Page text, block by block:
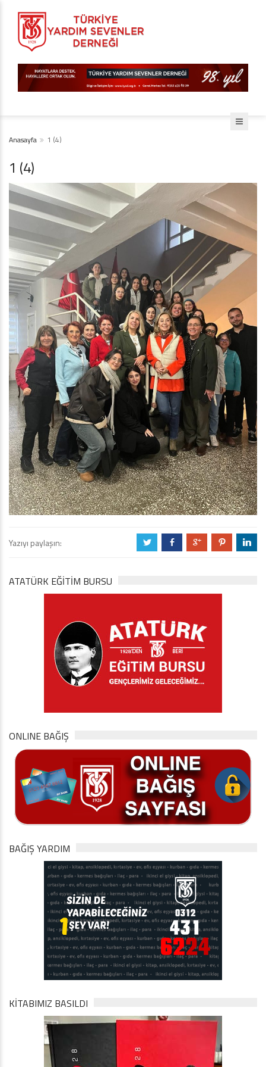
Anasayfa 1 (4)
1 (4)
Yazıyı paylaşın: a b c d j
ATATÜRK EĞITIM BURSU
ONLINE BAĞIŞ
BAĞIŞ YARDIM
KİTABIMIZ BASILDI